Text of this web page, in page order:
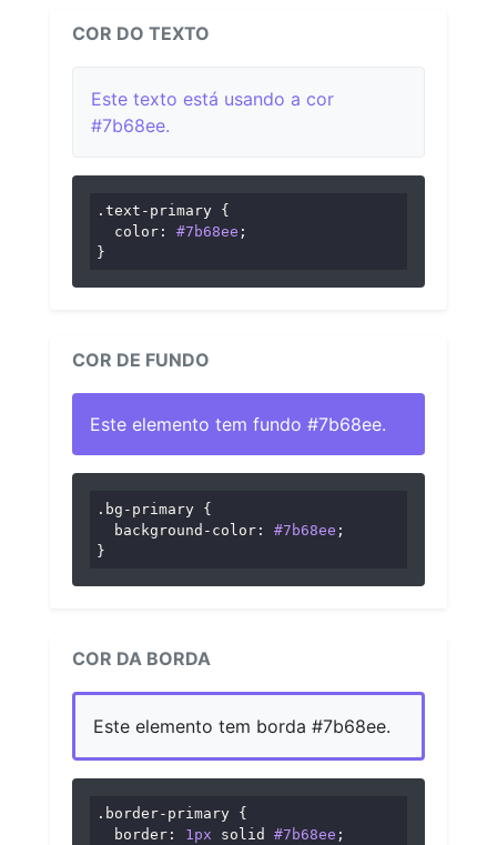
COR DO TEXTO
Este texto está usando a cor
#7b68ee.
.text-primary {
color : #7b68ee ;
}
COR DE FUNDO
Este elemento tem fundo #7b68ee.
.bg-primary {
background-color : #7b68ee ;
}
COR DA BORDA
Este elemento tem borda #7b68ee.
.border-primary {
border : 1px solid #7b68ee ;